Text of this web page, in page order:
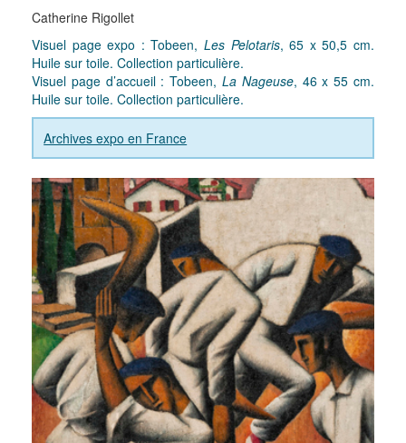
Catherine Rigollet
Visuel page expo : Tobeen, Les Pelotaris, 65 x 50,5 cm.
Huile sur toile. Collection particulière.
Visuel page d’accueil : Tobeen, La Nageuse, 46 x 55 cm.
Huile sur toile. Collection particulière.
Archives expo en France